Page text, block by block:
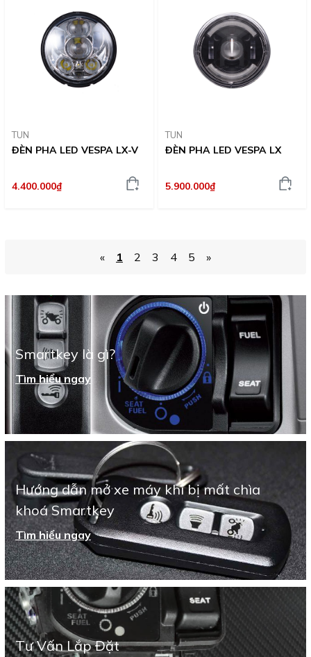
TUN
ĐÈN PHA LED VESPA LX-V
4.400.000₫
TUN
ĐÈN PHA LED VESPA LX
5.900.000₫
« 1 2 3 4 5 »
Smartkey là gì?
Tìm hiểu ngay
Hướng dẫn mở xe máy khi bị mất chìa
khoá Smartkey
Tìm hiểu ngay
Tư Vấn Lắp Đặt